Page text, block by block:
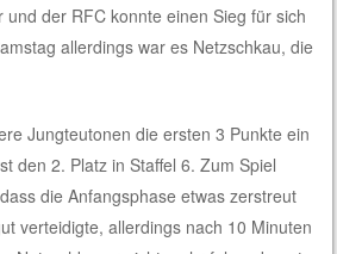
und der RFC konnte einen Sieg für sich
allerdings war es Netzschkau, die
Jungteutonen die ersten 3 Punkte ein
den 2. Platz in Staffel 6. Zum Spiel
die Anfangsphase etwas zerstreut
verteidigte, allerdings nach 10 Minuten